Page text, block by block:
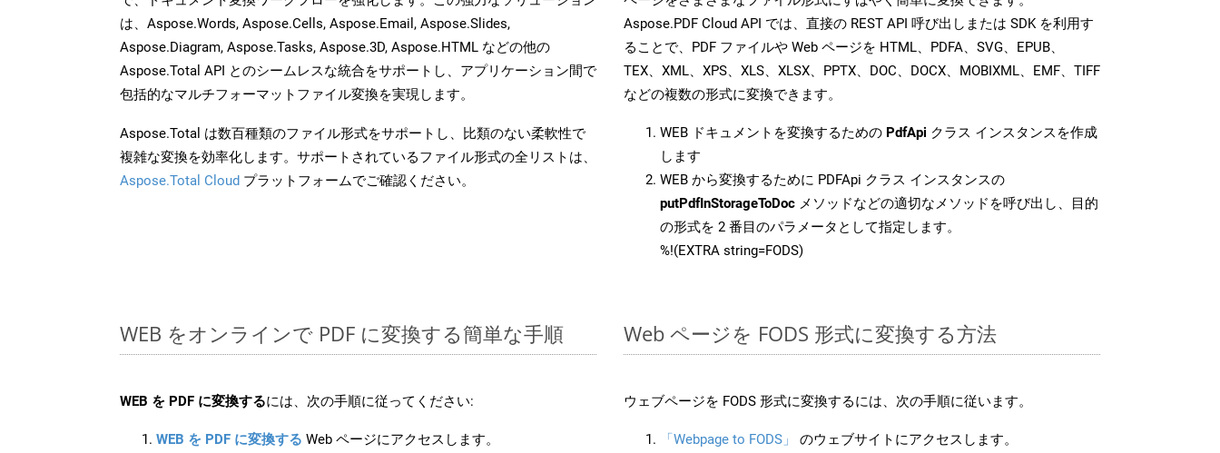
は、Aspose.Words, Aspose.Cells, Aspose.Email, Aspose.Slides,
Aspose.Diagram, Aspose.Tasks, Aspose.3D, Aspose.HTML などの他の
Aspose.Total API とのシームレスな統合をサポートし、アプリケーション間で
包括的なマルチフォーマットファイル変換を実現します。
Aspose.Total は数百種類のファイル形式をサポートし、比類のない柔軟性で
複雑な変換を効率化します。サポートされているファイル形式の全リストは、
Aspose.Total Cloud プラットフォームでご確認ください。
Aspose.PDF Cloud API では、直接の REST API 呼び出しまたは SDK を利用す
ることで、PDF ファイルや Web ページを HTML、PDFA、SVG、EPUB、
TEX、XML、XPS、XLS、XLSX、PPTX、DOC、DOCX、MOBIXML、EMF、TIFF
などの複数の形式に変換できます。
WEB ドキュメントを変換するための PdfApi クラス インスタンスを作成
します
WEB から変換するために PDFApi クラス インスタンスの
putPdfInStorageToDoc メソッドなどの適切なメソッドを呼び出し、目的
の形式を 2 番目のパラメータとして指定します。
%!(EXTRA string=FODS)
WEB をオンラインで PDF に変換する簡単な手順
WEB を PDF に変換するには、次の手順に従ってください:
WEB を PDF に変換する Web ページにアクセスします。
Web ページを FODS 形式に変換する方法
ウェブページを FODS 形式に変換するには、次の手順に従います。
「Webpage to FODS」
のウェブサイトにアクセスします。